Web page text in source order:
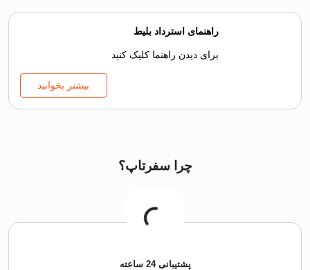
راهنمای استرداد بلیط
برای دیدن راهنما کلیک کنید
بیشتر بخوانید
چرا سفرتاپ؟
پشتیبانی 24 ساعته